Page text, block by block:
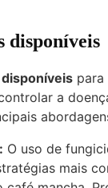
disponíveis
para
a
O uso de
mais